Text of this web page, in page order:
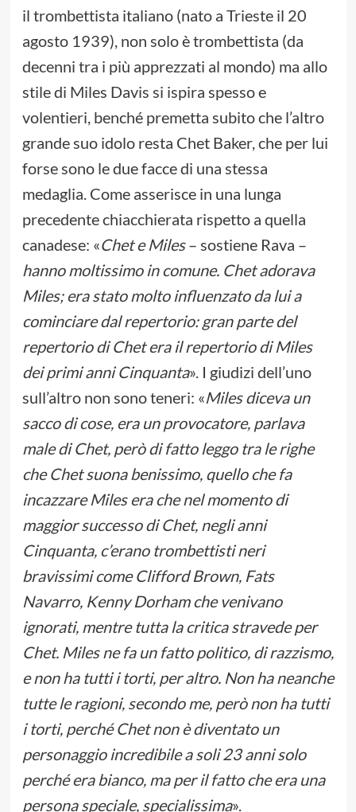
il trombettista italiano (nato a Trieste il 20
agosto 1939), non solo è trombettista (da
decenni tra i più apprezzati al mondo) ma allo
stile di Miles Davis si ispira spesso e
volentieri, benché premetta subito che l’altro
grande suo idolo resta Chet Baker, che per lui
forse sono le due facce di una stessa
medaglia. Come asserisce in una lunga
precedente chiacchierata rispetto a quella
canadese: «Chet e Miles– sostiene Rava –
hanno moltissimo in comune. Chet adorava
Miles; era stato molto influenzato da lui a
cominciare dal repertorio: gran parte del
repertorio di Chet era il repertorio di Miles
dei primi anni Cinquanta». I giudizi dell’uno
sull’altro non sono teneri: «Miles diceva un
sacco di cose, era un provocatore, parlava
male di Chet, però di fatto leggo tra le righe
che Chet suona benissimo, quello che fa
incazzare Miles era che nel momento di
maggior successo di Chet, negli anni
Cinquanta, c’erano trombettisti neri
bravissimi come Clifford Brown, Fats
Navarro, Kenny Dorham che venivano
ignorati, mentre tutta la critica stravede per
Chet. Miles ne fa un fatto politico, di razzismo,
e non ha tutti i torti, per altro. Non ha neanche
tutte le ragioni, secondo me, però non ha tutti
i torti, perché Chet non è diventato un
personaggio incredibile a soli 23 anni solo
perché era bianco, ma per il fatto che era una
persona speciale, specialissima».